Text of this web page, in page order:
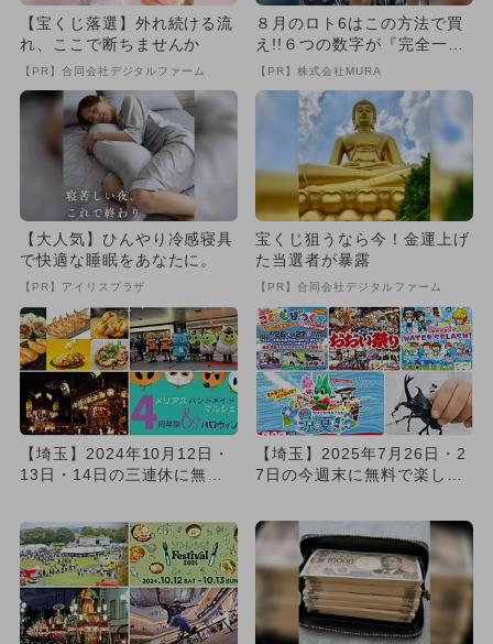
【宝くじ落選】外れ続ける流
れ、ここで断ちませんか
【PR】合同会社デジタルファーム
８月のロト6はこの方法で買
え!!６つの数字が『完全一
致』する方法
【PR】株式会社MURA
【大人気】ひんやり冷感寝具
で快適な睡眠をあなたに。
【PR】アイリスプラザ
宝くじ狙うなら今！金運上げ
た当選者が暴露
【PR】合同会社デジタルファーム
【埼玉】2024年10月12日・
13日・14日の三連休に無料
【埼玉】2025年7月26日・2
7日の今週末に無料で楽しめ